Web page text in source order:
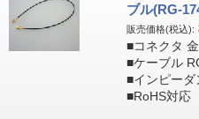
ブル(RG-
販売価格(税込):
■コネクタ
■ケーブル
■インピー
■RoHS対応